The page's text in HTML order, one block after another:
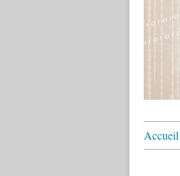
Accueil